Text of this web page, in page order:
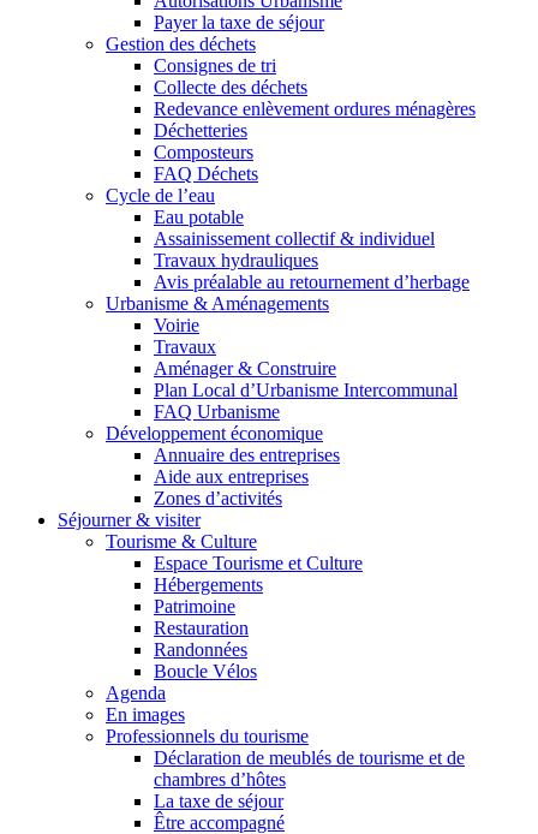
Payer la taxe de séjour
Gestion des déchets
Consignes de tri
Collecte des déchets
Redevance enlèvement ordures ménagères
Déchetteries
Composteurs
FAQ Déchets
Cycle de l’eau
Eau potable
Assainissement collectif & individuel
Travaux hydrauliques
Avis préalable au retournement d’herbage
Urbanisme & Aménagements
Voirie
Travaux
Aménager & Construire
Plan Local d’Urbanisme Intercommunal
FAQ Urbanisme
Développement économique
Annuaire des entreprises
Aide aux entreprises
Zones d’activités
Séjourner & visiter
Tourisme & Culture
Espace Tourisme et Culture
Hébergements
Patrimoine
Restauration
Randonnées
Boucle Vélos
Agenda
En images
Professionnels du tourisme
Déclaration de meublés de tourisme et de
chambres d’hôtes
La taxe de séjour
Être accompagné